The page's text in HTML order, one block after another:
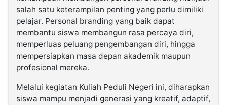
salah satu keterampilan penting yang perlu dimiliki
pelajar. Personal branding yang baik dapat
membantu siswa membangun rasa percaya diri,
memperluas peluang pengembangan diri, hingga
mempersiapkan masa depan akademik maupun
profesional mereka.
Melalui kegiatan Kuliah Peduli Negeri ini, diharapkan
siswa mampu menjadi generasi yang kreatif, adaptif,